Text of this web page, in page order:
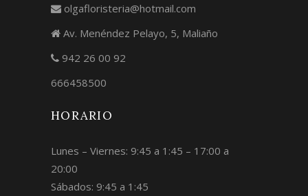
olgafloristeria@hotmail.com
Av. Menéndez Pelayo, 5, Maliaño
942 26 00 92
666458500
HORARIO
Lunes – Viernes: 9:45 a 1:45 – 17:00 a
20:00
Sábados: 9:45 a 1:45